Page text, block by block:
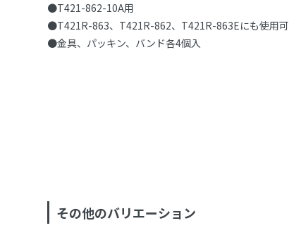
●T421-862-10A用
●T421R-863、T421R-862、T421R-863Eにも使用可
●金具、パッキン、バンド各4個入
その他のバリエーション